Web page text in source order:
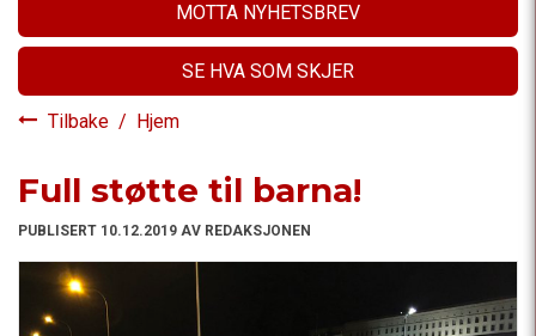
MOTTA NYHETSBREV
SE HVA SOM SKJER
Tilbake / Hjem
Full støtte til barna!
PUBLISERT 10.12.2019 AV REDAKSJONEN